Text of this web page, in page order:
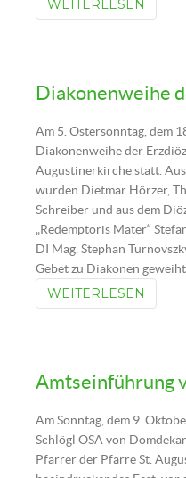
WEITERLESEN
Diakonenweihe
Am 5. Ostersonntag, dem
Diakonenweihe der
Augustinerkirche statt.
wurden Dietmar Hörzer,
Schreiber und aus dem
„Redemptoris Mater“
DI Mag. Stephan
Gebet zu Diakonen
WEITERLESEN
Amtseinführung
Am Sonntag, dem 9.
Schlögl OSA von
Pfarrer der Pfarre St.